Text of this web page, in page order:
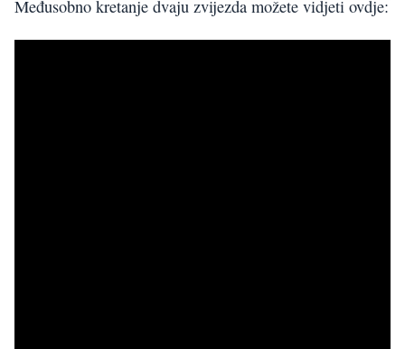
Međusobno kretanje dvaju zvijezda možete vidjeti ovdje: